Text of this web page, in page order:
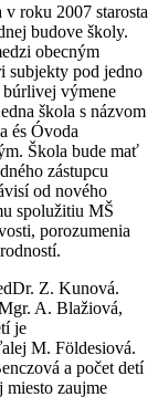
roku 2007 starosta
budove školy.
obecným
subjekty pod jedno
výmene
škola s názvom
és Óvoda
Škola bude mať
zástupcu
od nového
spolužitiu MŠ
porozumenia
Z. Kunová.
A. Blažiová,
je
M. Földesiová.
a počet detí
zaujme